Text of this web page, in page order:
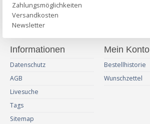
Zahlungsmöglichkeiten
Versandkosten
Newsletter
Informationen
Datenschutz
AGB
Livesuche
Tags
Sitemap
Mein Konto
Bestellhistorie
Wunschzettel